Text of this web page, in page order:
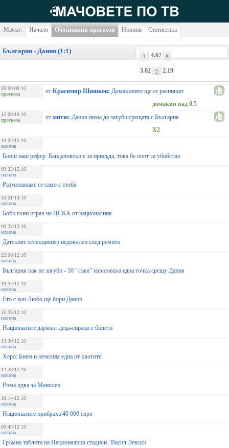
Мачът: Начало Обосновани прогнози Новини Статистика
България - Дания (1:1)
4.67
3.02 2.19
09:00/08.10
прогноза
от Красимир Шишков: Домакините ще се разпишат
домакин над 0.5
15:09/10.10
прогноза
от митю: Дания няма да загуби срещата с България
X2
10:02/15.10
новина
Бивш наш рефер: Бандаловски е за присъда, това бе опит за убийство
09:23/15.10
новина
Разминаваме се само с глоба
10:01/14.10
новина
Боби гони играч на ЦСКА от националния
09:32/13.10
новина
Датският селекционер недоволен след ремито
23:08/12.10
новина
България пак не загуби - 10 "лъва" извоюваха една точка срещу Дания
19:57/12.10
новина
Ето с кои Любо ще бори Дания
15:35/12.10
новина
Националите даряват деца-сираци с билети
13:38/12.10
новина
Херо: Бием и печелим една от квотите
12:38/12.10
новина
Рома идва за Манолев
10:14/12.10
новина
Националите прибраха 40 000 евро
09:45/12.10
новина
Гръмна таблота на Националния стадион "Васил Левски"